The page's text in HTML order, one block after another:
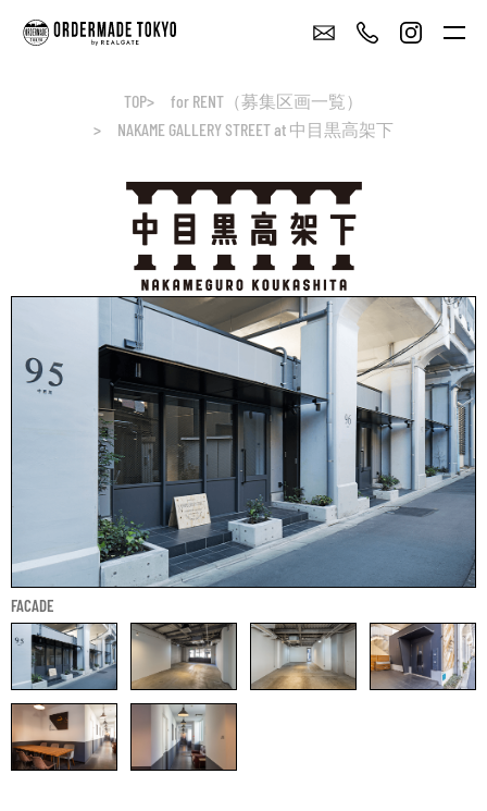
TOP
for RENT（募集区画一覧）
NAKAME GALLERY STREET at 中目黒高架下
FACADE